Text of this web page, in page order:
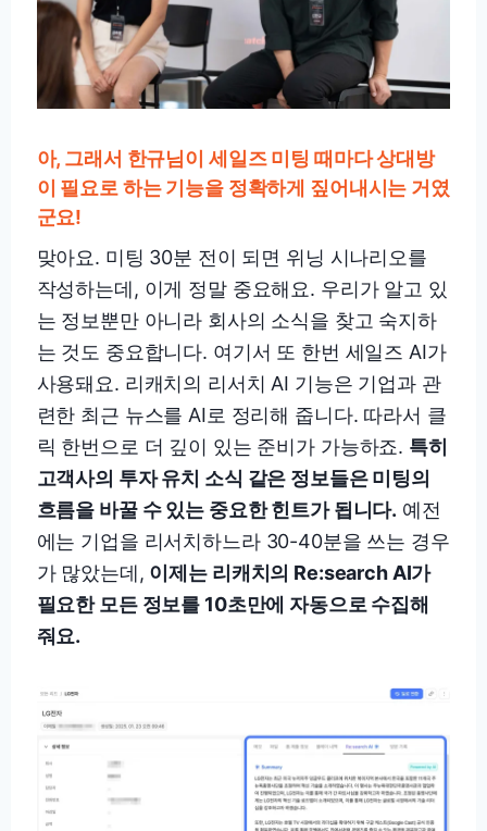
아, 그래서 한규님이 세일즈 미팅 때마다 상대방
이 필요로 하는 기능을 정확하게 짚어내시는 거였
군요!
맞아요. 미팅 30분 전이 되면 위닝 시나리오를
작성하는데, 이게 정말 중요해요. 우리가 알고 있
는 정보뿐만 아니라 회사의 소식을 찾고 숙지하
는 것도 중요합니다. 여기서 또 한번 세일즈 AI가
사용돼요. 리캐치의 리서치 AI 기능은 기업과 관
련한 최근 뉴스를 AI로 정리해 줍니다. 따라서 클
릭 한번으로 더 깊이 있는 준비가 가능하죠. 특히
고객사의 투자 유치 소식 같은 정보들은 미팅의
흐름을 바꿀 수 있는 중요한 힌트가 됩니다. 예전
에는 기업을 리서치하느라 30-40분을 쓰는 경우
가 많았는데, 이제는 리캐치의 Re:search AI가
필요한 모든 정보를 10초만에 자동으로 수집해
줘요.